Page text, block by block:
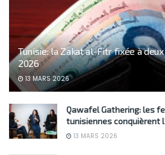
Tunisie: la Zakat al-Fitr fixée à
2026
13 MARS 2026
Qawafel Gathering: les
tunisiennes conquièrent
13 MARS 2026